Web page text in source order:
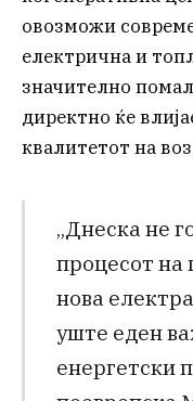
овозможи
електрична и
значително
директно ќе
квалитетот на
„Днеска не
процесот на
нова
уште еден
енергетски